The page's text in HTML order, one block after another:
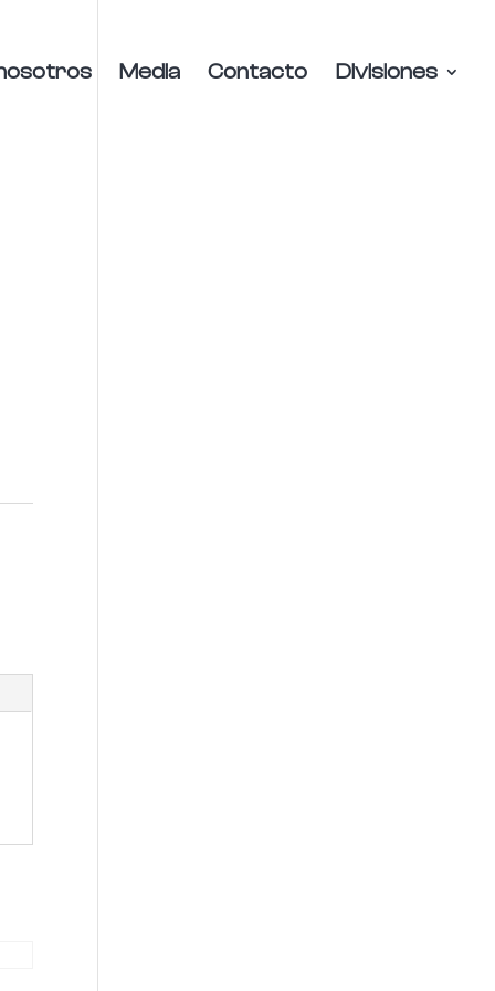
Media Contacto Divisiones